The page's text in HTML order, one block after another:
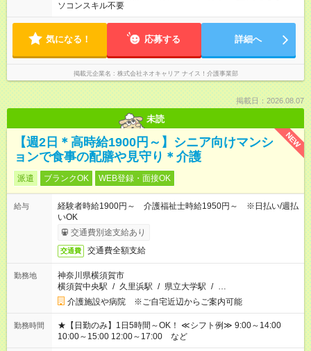
ソコンスキル不要
気になる！ 応募する 詳細へ
掲載元企業名 株式会社ネオキャリア ナイス！介護事業部
掲載日：2026.08.07
未読
NEW
【週2日＊高時給1900円～】シニア向けマンシ
ョンで食事の配膳や見守り＊介護
派遣 ブランクOK WEB登録・面接OK
給与
経験者時給1900円～ 介護福祉士時給1950円～ ※日払い/週払
いOK
交通費別途支給あり
交通費 交通費全額支給
勤務地
神奈川県横須賀市
横須賀中央駅 / 久里浜駅 / 県立大学駅 / …
介護施設や病院 ※ご自宅近辺からご案内可能
勤務時間
★【日勤のみ】1日5時間～OK！ ≪シフト例≫ 9:00～14:00
10:00～15:00 12:00～17:00 など